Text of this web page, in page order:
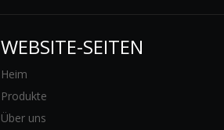
WEBSITE-SEITEN
Heim
Produkte
Über uns